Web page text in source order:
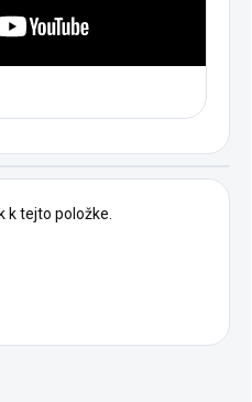
k tejto položke.